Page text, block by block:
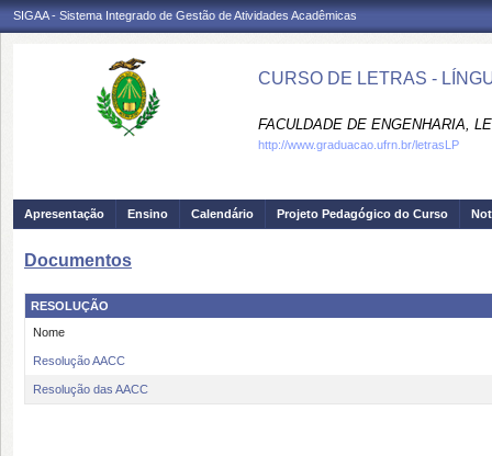
SIGAA - Sistema Integrado de Gestão de Atividades Acadêmicas
CURSO DE LETRAS -
FACULDADE DE ENGENHARIA,
http://www.graduacao.ufrn.br/letrasLP
Apresentação Ensino Calendário Projeto Pedagógico do Curso
Documentos
RESOLUÇÃO
Nome
Resolução AACC
Resolução das AACC